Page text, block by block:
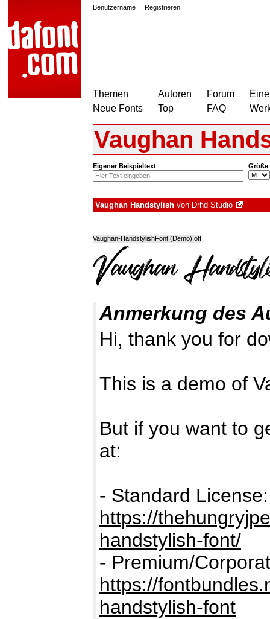
Benutzername | Registrieren
Themen
Neue Fonts
Autoren
Top
Forum
FAQ
Vaughan
Eigener Beispieltext Größe
Vaughan Handstylish von Drhd Studio
Vaughan-HandstylishFont (Demo).otf
Anmerkung des
Hi, thank you for
This is a demo of
But if you want to
at:
- Standard
https://
handstylish-font/
- Premium/
https://
handstylish-font